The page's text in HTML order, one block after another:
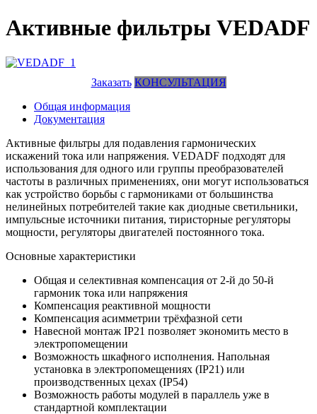
Активные фильтры VEDADF
Заказать КОНСУЛЬТАЦИЯ
Общая информация
Документация
Активные фильтры для подавления гармонических
искажений тока или напряжения. VEDADF подходят для
использования для одного или группы преобразователей
частоты в различных применениях, они могут использоваться
как устройство борьбы с гармониками от большинства
нелинейных потребителей такие как диодные светильники,
импульсные источники питания, тиристорные регуляторы
мощности, регуляторы двигателей постоянного тока.
Основные характеристики
Общая и селективная компенсация от 2-й до 50-й
гармоник тока или напряжения
Компенсация реактивной мощности
Компенсация асимметрии трёхфазной сети
Навесной монтаж IP21 позволяет экономить место в
электропомещении
Возможность шкафного исполнения. Напольная
установка в электропомещениях (IP21) или
производственных цехах (IP54)
Возможность работы модулей в параллель уже в
стандартной комплектации